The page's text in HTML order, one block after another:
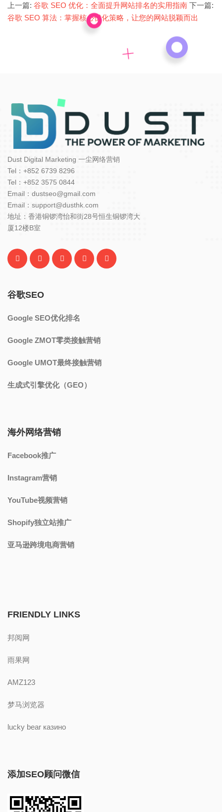
上一篇: 谷歌 SEO 优化：全面提升网站排名的实用指南 下一篇:
谷歌 SEO 算法：掌握核心优化策略，让您的网站脱颖而出
Dust Digital Marketing 一尘网络营销
Tel：+852 6739 8296
Tel：+852 3575 0844
Email：dustseo@gmail.com
Email：support@dusthk.com
地址：香港铜锣湾怡和街28号恒生铜锣湾大
厦12楼B室
谷歌SEO
Google SEO优化排名
Google ZMOT零类接触营销
Google UMOT最终接触营销
生成式引擎优化（GEO）
海外网络营销
Facebook推广
Instagram营销
YouTube视频营销
Shopify独立站推广
亚马逊跨境电商营销
FRIENDLY LINKS
邦阅网
雨果网
AMZ123
梦马浏览器
lucky bear казино
添加SEO顾问微信